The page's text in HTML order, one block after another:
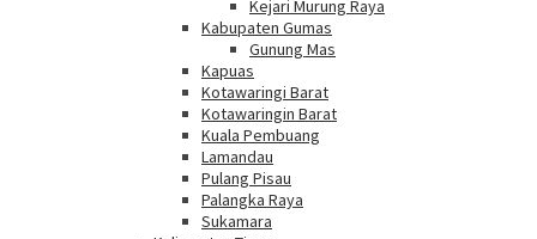
Kejari Murung Raya
Kabupaten Gumas
Gunung Mas
Kapuas
Kotawaringi Barat
Kotawaringin Barat
Kuala Pembuang
Lamandau
Pulang Pisau
Palangka Raya
Sukamara